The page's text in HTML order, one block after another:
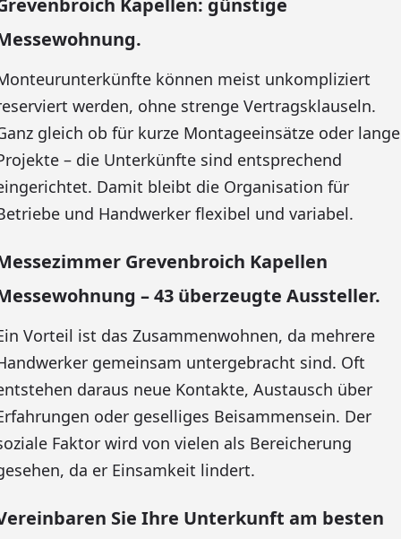
Kapellen: günstige
können meist unkompliziert
werden, ohne strenge Vertragsklauseln.
gleich ob für kurze Montageeinsätze oder lange
– die Unterkünfte sind entsprechend
Damit bleibt die Organisation für
und Handwerker flexibel und variabel.
Grevenbroich Kapellen
– 43 überzeugte Aussteller.
Vorteil ist das Zusammenwohnen, da mehrere
gemeinsam untergebracht sind. Oft
daraus neue Kontakte, Austausch über
oder geselliges Beisammensein. Der
Faktor wird von vielen als Bereicherung
da er Einsamkeit lindert.
Sie Ihre Unterkunft am besten